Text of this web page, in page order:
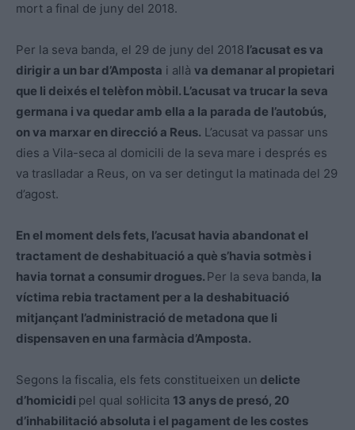
mort a final de juny del 2018.
Per la seva banda, el 29 de juny del 2018 l’acusat es va
dirigir a un bar d’Amposta i allà va demanar al propietari
que li deixés el telèfon mòbil. L’acusat va trucar la seva
germana i va quedar amb ella a la parada de l’autobús,
on va marxar en direcció a Reus. L’acusat va passar uns
dies a Vila-seca al domicili de la seva mare i després es
va traslladar a Reus, on va ser detingut la matinada del 29
d’agost.
En el moment dels fets, l’acusat havia abandonat el
tractament de deshabituació a què s’havia sotmès i
havia tornat a consumir drogues. Per la seva banda, la
víctima rebia tractament per a la deshabituació
mitjançant l’administració de metadona que li
dispensaven en una farmàcia d’Amposta.
Segons la fiscalia, els fets constitueixen un delicte
d’homicidi pel qual sol·licita 13 anys de presó, 20
d’inhabilitació absoluta i el pagament de les costes